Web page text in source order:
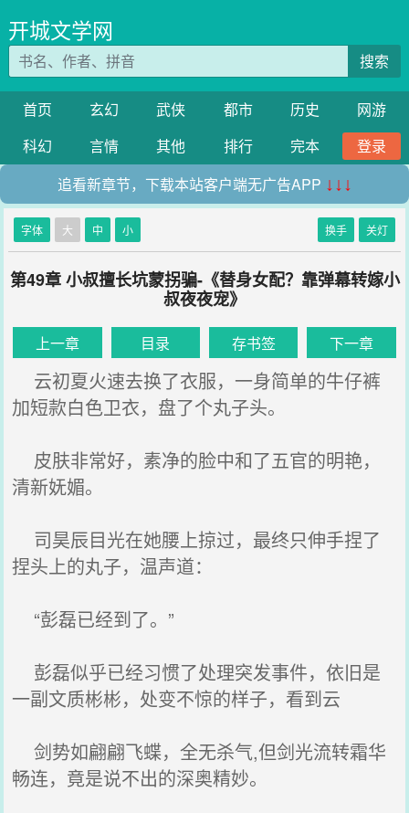
开城文学网
搜索
首页 玄幻 武侠 都市 历史
网游
科幻
言情 其他 排行 完本
登录
追看新章节，下载本站客户端无广告APP ↓↓↓
字体 大 中 小 换手 关灯
第49章 小叔擅长坑蒙拐骗-《替身女配？靠弹幕转嫁小
叔夜夜宠》
上一章 目录 存书签 下一章
云初夏火速去换了衣服，一身简单的牛仔裤
加短款白色卫衣，盘了个丸子头。
皮肤非常好，素净的脸中和了五官的明艳，
清新妩媚。
司昊辰目光在她腰上掠过，最终只伸手捏了
捏头上的丸子，温声道：
“彭磊已经到了。”
彭磊似乎已经习惯了处理突发事件，依旧是
一副文质彬彬，处变不惊的样子，看到云
剑势如翩翩飞蝶，全无杀气,但剑光流转霜华
畅连，竟是说不出的深奥精妙。